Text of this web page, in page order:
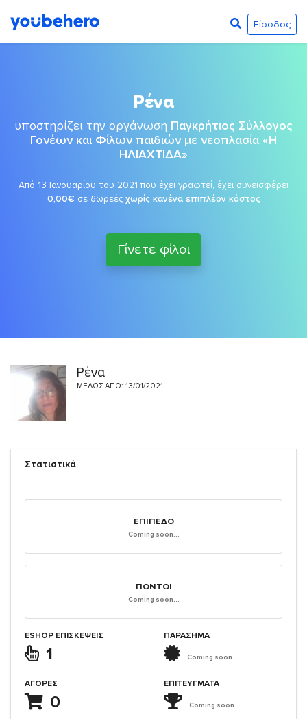
Είσοδος
Ρένα
υποστηρίζει την οργάνωση Παγκρήτιος Σύλλογος
Γονέων και Φίλων παιδιών με νεοπλασία «Η
ΗΛΙΑΧΤΙΔΑ»
Από 13 Ιανουαρίου του 2021 που έχει γραφτεί, έχει συνεισφέρει
0,00€ σε δωρεές χωρίς κανένα επιπλέον κόστος
Γίνετε φίλοι
Ρένα
ΜΈΛΟΣ ΑΠΌ: 13/01/2021
Στατιστικά
ΕΠΊΠΕΔΟ
Coming soon...
ΠΌΝΤΟΙ
Coming soon...
ESHOP ΕΠΙΣΚΈΨΕΙΣ
1
ΑΓΟΡΈΣ
0
ΠΑΡΑΣΗΜΑ
Coming soon...
ΕΠΙΤΕΎΓΜΑΤΑ
Coming soon...